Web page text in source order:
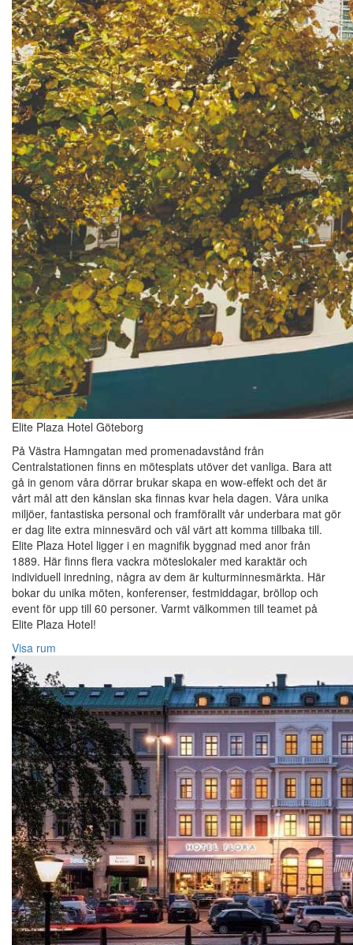
Elite Plaza Hotel Göteborg
På Västra Hamngatan med promenadavstånd från
Centralstationen finns en mötesplats utöver det vanliga. Bara att
gå in genom våra dörrar brukar skapa en wow-effekt och det är
vårt mål att den känslan ska finnas kvar hela dagen. Våra unika
miljöer, fantastiska personal och framförallt vår underbara mat gör
er dag lite extra minnesvärd och väl värt att komma tillbaka till.
Elite Plaza Hotel ligger i en magnifik byggnad med anor från
1889. Här finns flera vackra möteslokaler med karaktär och
individuell inredning, några av dem är kulturminnesmärkta. Här
bokar du unika möten, konferenser, festmiddagar, bröllop och
event för upp till 60 personer. Varmt välkommen till teamet på
Elite Plaza Hotel!‎
Visa rum